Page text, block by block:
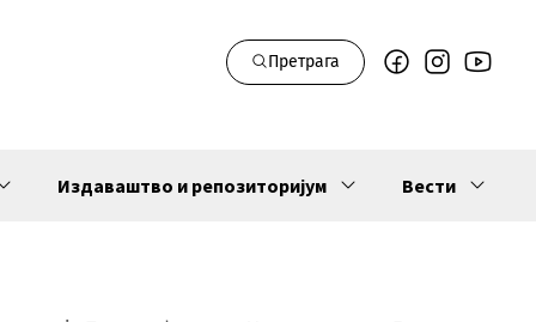
Претрага
Издаваштво и репозиторијум Вести